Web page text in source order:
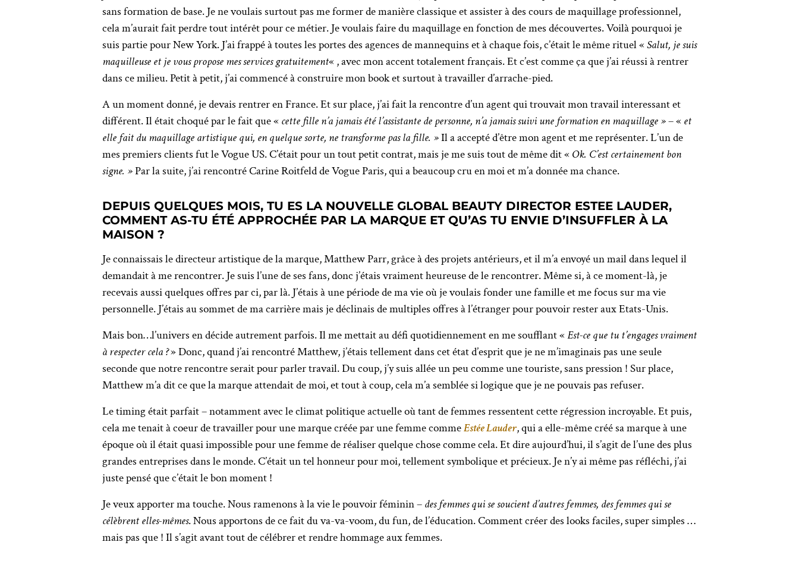
sans formation de base. Je ne voulais surtout pas me former de manière classique et assister à des cours de maquillage professionnel,
cela m’aurait fait perdre tout intérêt pour ce métier. Je voulais faire du maquillage en fonction de mes découvertes. Voilà pourquoi je
suis partie pour New York. J’ai frappé à toutes les portes des agences de mannequins et à chaque fois, c’était le même rituel «Salut, je suis
maquilleuse et je vous propose mes services gratuitement« , avec mon accent totalement français. Et c’est comme ça que j’ai réussi à rentrer
dans ce milieu. Petit à petit, j’ai commencé à construire mon book et surtout à travailler d’arrache-pied.
A un moment donné, je devais rentrer en France. Et sur place, j’ai fait la rencontre d’un agent qui trouvait mon travail interessant et
différent. Il était choqué par le fait que « cette fille n’a jamais été l’assistante de personne, n’a jamais suivi une formation en maquillage »– « et
elle fait du maquillage artistique qui, en quelque sorte, ne transforme pas la fille. »Il a accepté d’être mon agent et me représenter. L’un de
mes premiers clients fut le Vogue US. C’était pour un tout petit contrat, mais je me suis tout de même dit « Ok. C’est certainement bon
signe. »Par la suite, j’ai rencontré Carine Roitfeld de Vogue Paris, qui a beaucoup cru en moi et m’a donnée ma chance.
DEPUIS QUELQUES MOIS, TU ES LA NOUVELLE GLOBAL BEAUTY DIRECTOR ESTEE LAUDER,
COMMENT AS-TU ÉTÉ APPROCHÉE PAR LA MARQUE ET QU’AS TU ENVIE D’INSUFFLER À LA
MAISON ?
Je connaissais le directeur artistique de la marque, Matthew Parr, grâce à des projets antérieurs, et il m’a envoyé un mail dans lequel il
demandait à me rencontrer. Je suis l’une de ses fans, donc j’étais vraiment heureuse de le rencontrer. Même si, à ce moment-là, je
recevais aussi quelques offres par ci, par là. J’étais à une période de ma vie où je voulais fonder une famille et me focus sur ma vie
personnelle. J’étais au sommet de ma carrière mais je déclinais de multiples offres à l’étranger pour pouvoir rester aux Etats-Unis.
Mais bon…l’univers en décide autrement parfois. Il me mettait au défi quotidiennement en me soufflant «Est-ce que tu t’engages vraiment
à respecter cela ?» Donc, quand j’ai rencontré Matthew, j’étais tellement dans cet état d’esprit que je ne m’imaginais pas une seule
seconde que notre rencontre serait pour parler travail. Du coup, j’y suis allée un peu comme une touriste, sans pression ! Sur place,
Matthew m’a dit ce que la marque attendait de moi, et tout à coup, cela m’a semblée si logique que je ne pouvais pas refuser.
Le timing était parfait – notamment avec le climat politique actuelle où tant de femmes ressentent cette régression incroyable. Et puis,
cela me tenait à coeur de travailler pour une marque créée par une femme commeEstée Lauder, qui a elle-même créé sa marque à une
époque où il était quasi impossible pour une femme de réaliser quelque chose comme cela. Et dire aujourd’hui, il s’agit de l’une des plus
grandes entreprises dans le monde.C’était un tel honneur pour moi, tellement symbolique et précieux. Je n’y ai même pas réfléchi, j’ai
juste pensé que c’était le bon moment !
Je veux apporter ma touche. Nous ramenons à la vie le pouvoir féminin – des femmes qui se soucient d’autres femmes, des femmes qui se
célèbrent elles-mêmes. Nous apportons de ce fait du va-va-voom, du fun, de l’éducation. Comment créer des looks faciles, super simples …
mais pas que ! Il s’agit avant tout de célébrer et rendre hommage aux femmes.